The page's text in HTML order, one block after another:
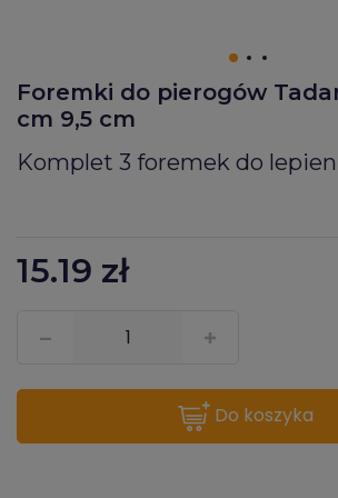
Foremki do pierogów
cm 9,5 cm
Komplet 3 foremek do
15.19 zł
do koszyka